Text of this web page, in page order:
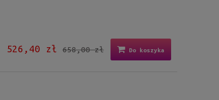
526,40 zł 658,00 zł Do koszyka